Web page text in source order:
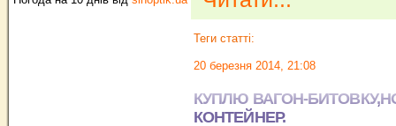
Теги статті:
20 березня 2014, 21:08
КУПЛЮ ВАГОН-
КОНТЕЙНЕР.